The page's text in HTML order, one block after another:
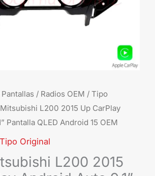
/ Radios OEM / Tipo
L200 2015 Up CarPlay
Pantalla QLED Android 15 OEM
Original
L200 2015